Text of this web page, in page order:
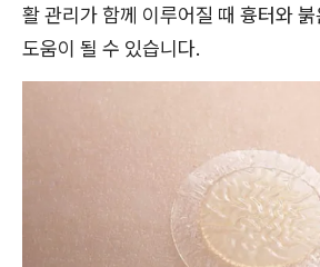
활 관리가 함께 이루어질 때 흉터와
도움이 될 수 있습니다.